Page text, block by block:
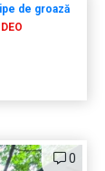
de groază
0